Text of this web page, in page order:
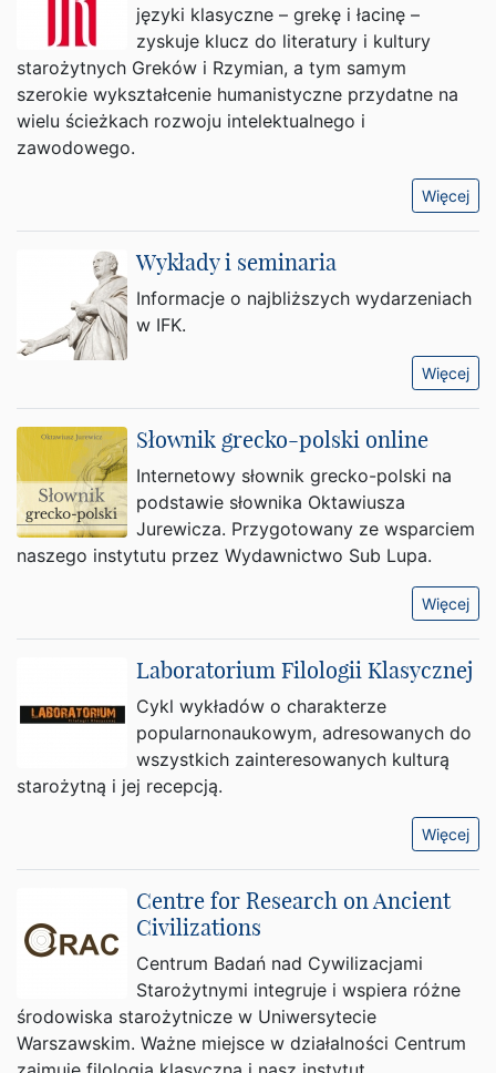
języki klasyczne – grekę i łacinę –
zyskuje klucz do literatury i kultury
starożytnych Greków i Rzymian, a tym samym
szerokie wykształcenie humanistyczne przydatne na
wielu ścieżkach rozwoju intelektualnego i
zawodowego.
Więcej
Wykłady i seminaria
Informacje o najbliższych wydarzeniach
w IFK.
Więcej
Słownik grecko-polski online
Internetowy słownik grecko-polski na
podstawie słownika Oktawiusza
Jurewicza. Przygotowany ze wsparciem
naszego instytutu przez Wydawnictwo Sub Lupa.
Więcej
Laboratorium Filologii Klasycznej
Cykl wykładów o charakterze
popularnonaukowym, adresowanych do
wszystkich zainteresowanych kulturą
starożytną i jej recepcją.
Więcej
Centre for Research on Ancient
Civilizations
Centrum Badań nad Cywilizacjami
Starożytnymi integruje i wspiera różne
środowiska starożytnicze w Uniwersytecie
Warszawskim. Ważne miejsce w działalności Centrum